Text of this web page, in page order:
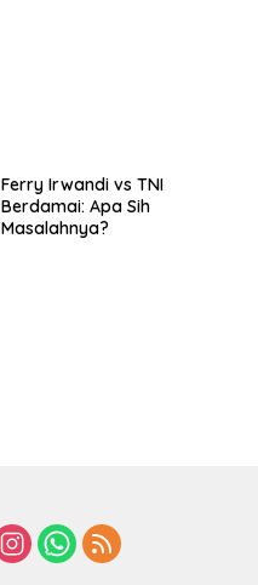
Ferry Irwandi vs TNI
Berdamai: Apa Sih
Masalahnya?